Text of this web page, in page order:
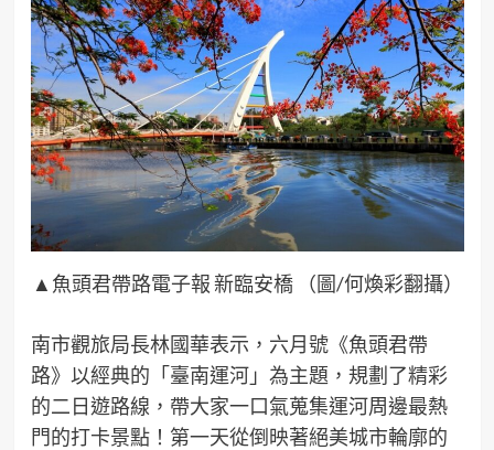
▲魚頭君帶路電子報 新臨安橋 （圖/何煥彩翻攝）
南市觀旅局長林國華表示，六月號《魚頭君帶
路》以經典的「臺南運河」為主題，規劃了精彩
的二日遊路線，帶大家一口氣蒐集運河周邊最熱
門的打卡景點！第一天從倒映著絕美城市輪廓的